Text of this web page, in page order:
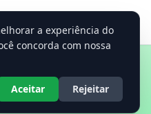
a experiência do
concorda com nossa
Aceitar Rejeitar